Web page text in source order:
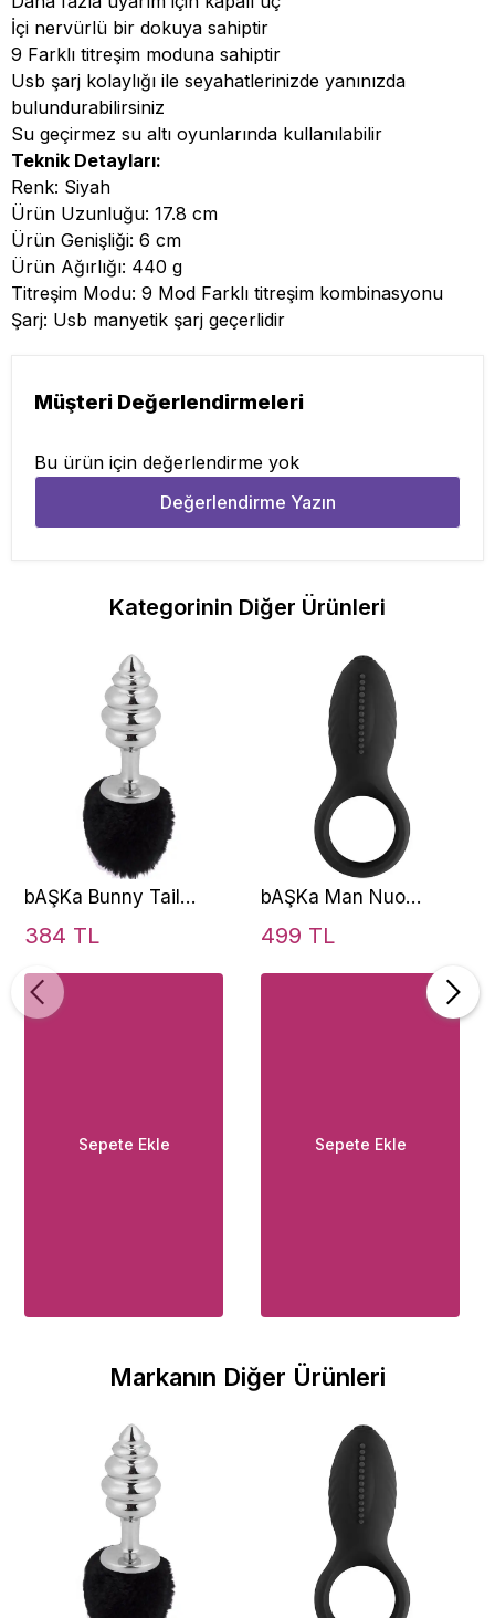
İçi nervürlü bir dokuya sahiptir
9 Farklı titreşim moduna sahiptir
Usb şarj kolaylığı ile seyahatlerinizde yanınızda
bulundurabilirsiniz
Su geçirmez su altı oyunlarında kullanılabilir
Teknik Detayları:
Renk: Siyah
Ürün Uzunluğu: 17.8 cm
Ürün Genişliği: 6 cm
Ürün Ağırlığı: 440 g
Titreşim Modu: 9 Mod Farklı titreşim kombinasyonu
Şarj: Usb manyetik şarj geçerlidir
Müşteri Değerlendirmeleri
Bu ürün için değerlendirme yok
Değerlendirme Yazın
Kategorinin Diğer Ürünleri
bAŞKa Bunny Tail
Black Ribbed Kuyruk
Plug
384 TL
Sepete Ekle
bAŞKa Man Nuo
Vibrating Cock Ring
Penis Halkası-Black
499 TL
Sepete Ekle
Markanın Diğer Ürünleri